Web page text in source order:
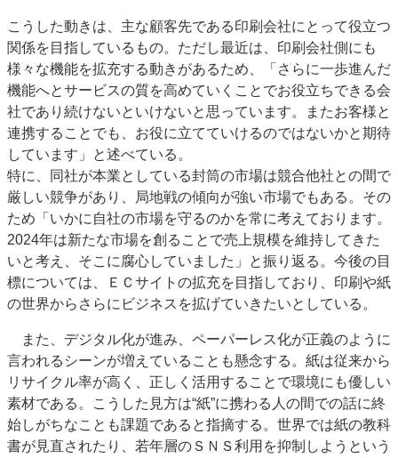
こうした動きは、主な顧客先である印刷会社にとって役立つ
関係を目指しているもの。ただし最近は、印刷会社側にも
様々な機能を拡充する動きがあるため、「さらに一歩進んだ
機能へとサービスの質を高めていくことでお役立ちできる会
社であり続けないといけないと思っています。またお客様と
連携することでも、お役に立てていけるのではないかと期待
しています」と述べている。
特に、同社が本業としている封筒の市場は競合他社との間で
厳しい競争があり、局地戦の傾向が強い市場でもある。その
ため「いかに自社の市場を守るのかを常に考えております。
2024年は新たな市場を創ることで売上規模を維持してきた
いと考え、そこに腐心していました」と振り返る。今後の目
標については、ＥＣサイトの拡充を目指しており、印刷や紙
の世界からさらにビジネスを拡げていきたいとしている。
また、デジタル化が進み、ペーパーレス化が正義のように
言われるシーンが増えていることも懸念する。紙は従来から
リサイクル率が高く、正しく活用することで環境にも優しい
素材である。こうした見方は“紙”に携わる人の間での話に終
始しがちなことも課題であると指摘する。世界では紙の教科
書が見直されたり、若年層のＳＮＳ利用を抑制しようという